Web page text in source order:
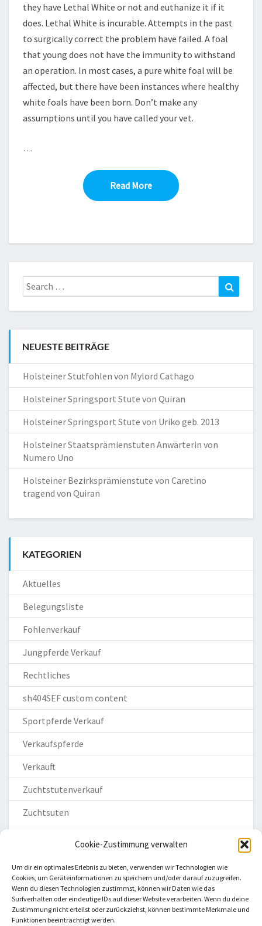
Cookie-Zustimmung verwalten
Um dir ein optimales Erlebnis zu bieten, verwenden wir Technologien wie
Cookies, um Geräteinformationen zu speichern und/oder darauf zuzugreifen.
Wenn du diesen Technologien zustimmst, können wir Daten wie das
Surfverhalten oder eindeutige IDs auf dieser Website verarbeiten. Wenn du deine
Zustimmung nicht erteilst oder zurückziehst, können bestimmte Merkmale und
Funktionen beeinträchtigt werden.
they have Lethal White or not and euthanize it if it
does. Lethal White is incurable. Attempts in the past
to surgically correct the problem have failed. A foal
that young does not have the immunity to withstand
an operation. In most cases, a pure white foal will be
affected, but there have been instances where healthy
white foals have been born. Don’t make any
assumptions until you have called your vet.
…
Read MoreRead More
Search
for:
NEUESTE BEITRÄGE
Holsteiner Stutfohlen von Mylord Cathago
Holsteiner Springsport Stute von Quiran
Holsteiner Springsport Stute von Uriko geb. 2013
Holsteiner Staatsprämienstuten Anwärterin von
Numero Uno
Holsteiner Bezirksprämienstute von Caretino
tragend von Quiran
KATEGORIEN
Aktuelles
Belegungsliste
Fohlenverkauf
Jungpferde Verkauf
Rechtliches
sh404SEF custom content
Sportpferde Verkauf
Verkaufspferde
Verkauft
Zuchtstutenverkauf
Zuchtsuten
Homepage
Impressum